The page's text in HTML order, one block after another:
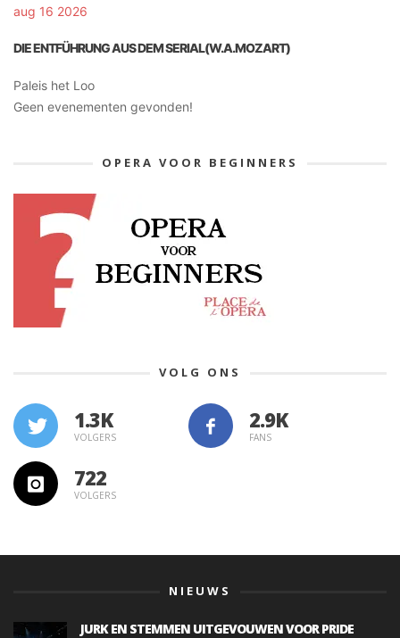
aug 16 2026
DIE ENTFÜHRUNG AUS DEM SERIAL(W.A.MOZART)
Paleis het Loo
Geen evenementen gevonden!
OPERA VOOR BEGINNERS
VOLG ONS
1.3K
VOLGERS FANS
722
VOLGERS
NIEUWS
JURK EN STEMMEN UITGEVOUWEN VOOR PRIDE